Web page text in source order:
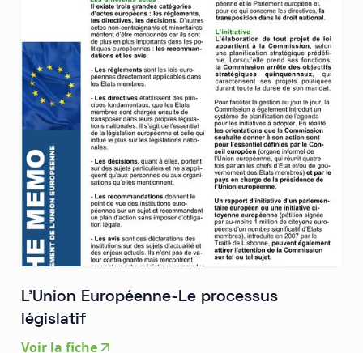
L'Union Européenne-Le processus
législatif
Voir la fiche